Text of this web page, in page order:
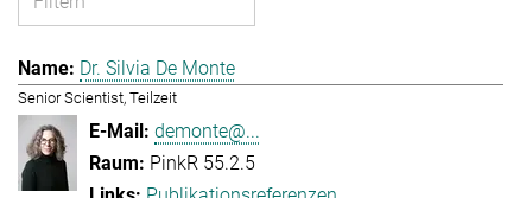
Dr. Silvia De Monte
Senior Scientist, Teilzeit
demonte@...
PinkR 55.2.5